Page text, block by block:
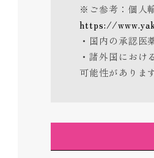
※ご参考：個人
https://
・国内の承認医
・諸外国にお
可能性がありま